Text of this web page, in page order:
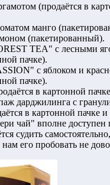
(продаётся в
манго
(пакетированный).
TEA" с лесными
пачке).
с яблоком и
пачке).
в картонной
дарджилинга с
в картонной пачке и
чай" вполне доступен
судить
его пробовать не